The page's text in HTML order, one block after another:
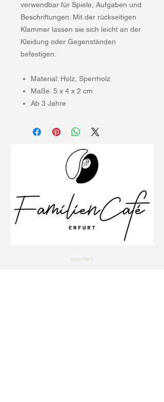
verwendbar für Spiele, Aufgaben und
Beschriftungen. Mit der rückseitigen
Klammer lassen sie sich leicht an der
Kleidung oder Gegenständen
befestigen.
Material: Holz, Sperrholz
Maße: 5 x 4 x 2 cm
Ab 3 Jahre
Schillerstraße 26